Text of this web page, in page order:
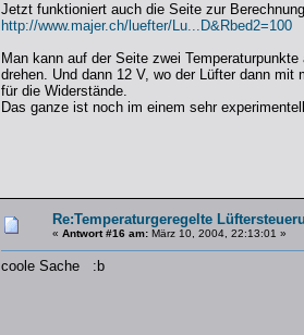
Jetzt funktioniert auch die Seite zur
http://www.majer.ch/luefter/Lu...D&Rbed2=100
Man kann auf der Seite zwei
drehen. Und dann 12 V, wo der Lüfter dann
für die Widerstände.
Das ganze ist noch im einem sehr
Re:Temperaturgeregelte
« Antwort #16 am: März 10, 2004, 22:13:01 »
coole Sache :b